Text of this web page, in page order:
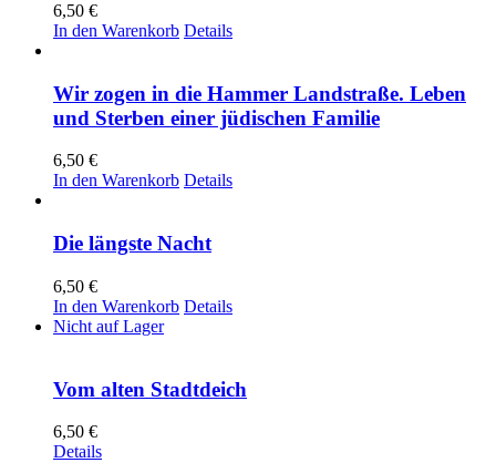
6,50 €
In den Warenkorb Details
Wir zogen in die Hammer Landstraße. Leben
und Sterben einer jüdischen Familie
6,50 €
In den Warenkorb Details
Die längste Nacht
6,50 €
In den Warenkorb Details
Nicht auf Lager
Vom alten Stadtdeich
6,50 €
Details